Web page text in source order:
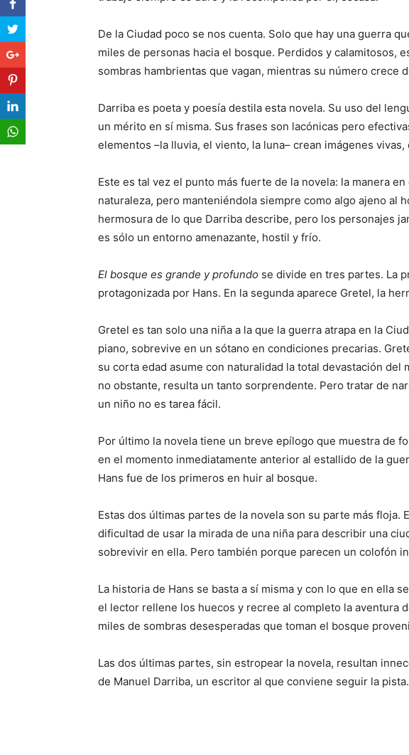
De la Ciudad poco se nos cuenta. Solo que hay una guerra
miles de personas hacia el bosque. Perdidos y calamitosos,
sombras hambrientas que vagan, mientras su número crece
Darriba es poeta y poesía destila esta novela. Su uso del
un mérito en sí misma. Sus frases son lacónicas pero
elementos –la lluvia, el viento, la luna– crean imágenes vivas,
Este es tal vez el punto más fuerte de la novela: la manera
naturaleza, pero manteniéndola siempre como algo ajeno al
hermosura de lo que Darriba describe, pero los personajes
es sólo un entorno amenazante, hostil y frío.
El bosque es grande y profundo se divide en tres partes. La
protagonizada por Hans. En la segunda aparece Gretel, la
Gretel es tan solo una niña a la que la guerra atrapa en la
piano, sobrevive en un sótano en condiciones precarias.
su corta edad asume con naturalidad la total devastación del
no obstante, resulta un tanto sorprendente. Pero tratar de
un niño no es tarea fácil.
Por último la novela tiene un breve epílogo que muestra de
en el momento inmediatamente anterior al estallido de la
Hans fue de los primeros en huir al bosque.
Estas dos últimas partes de la novela son su parte más floja.
dificultad de usar la mirada de una niña para describir una
sobrevivir en ella. Pero también porque parecen un colofón
La historia de Hans se basta a sí misma y con lo que en ella
el lector rellene los huecos y recree al completo la aventura
miles de sombras desesperadas que toman el bosque
Las dos últimas partes, sin estropear la novela, resultan
de Manuel Darriba, un escritor al que conviene seguir la pista.